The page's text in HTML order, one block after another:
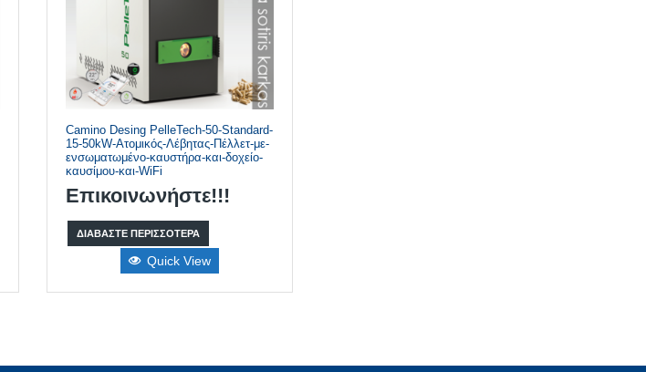
Camino Desing PelleTech-50-Standard-
15-50kW-Ατομικός-Λέβητας-Πέλλετ-με-
ενσωματωμένο-καυστήρα-και-δοχείο-
καυσίμου-και-WiFi
Επικοινωνήστε!!!
ΔΙΑΒΆΣΤΕ ΠΕΡΙΣΣΌΤΕΡΑ
Quick View